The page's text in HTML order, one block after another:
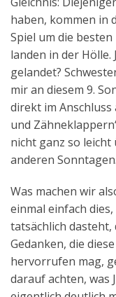
haben, kommen in
Spiel um die
landen in der
gelandet?
mir an diesem 9.
direkt im Anschluss
und
nicht ganz so
anderen Sonntagen.
Was machen wir
einmal einfach
tatsächlich dasteht,
Gedanken, die
hervorrufen mag,
darauf achten, was